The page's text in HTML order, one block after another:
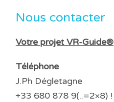
Nous contacter
Votre projet VR-Guide®
Téléphone
J.Ph Dégletagne
+33 680 878 9(..=2×8) !